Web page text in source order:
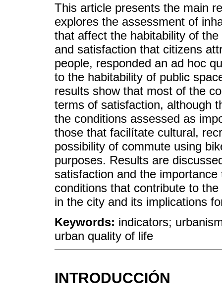
This article presents the main
explores the assessment of
that affect the habitability of
and satisfaction that citizens
people, responded an ad hoc
to the habitability of public
results show that most of the
terms of satisfaction, although
the conditions assessed as
those that facilítate cultural,
possibility of commute using
purposes. Results are
satisfaction and the
conditions that contribute to
in the city and its implications
Keywords: indicators;
urban quality of life
INTRODUCCIÓN